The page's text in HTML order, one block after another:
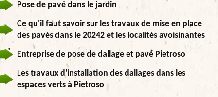
Pose de pavé dans le jardin
Ce qu'il faut savoir sur les travaux de mise en place
des pavés dans le 20242 et les localités avoisinantes
Entreprise de pose de dallage et pavé Pietroso
Les travaux d'installation des dallages dans les
espaces verts à Pietroso